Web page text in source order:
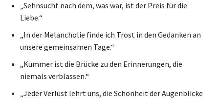
„Sehnsucht nach dem, was war, ist der Preis für die
Liebe.“
„In der Melancholie finde ich Trost in den Gedanken an
unsere gemeinsamen Tage.“
„Kummer ist die Brücke zu den Erinnerungen, die
niemals verblassen.“
„Jeder Verlust lehrt uns, die Schönheit der Augenblicke